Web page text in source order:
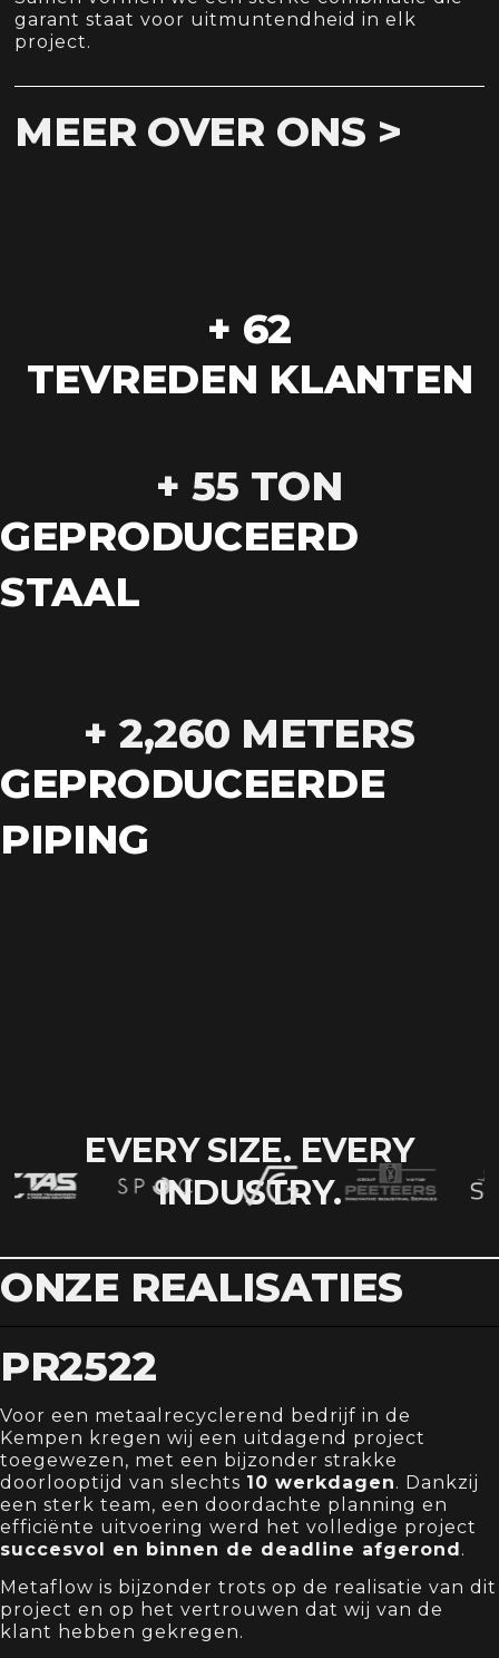
garant staat voor uitmuntendheid in elk
project.
MEER OVER ONS >
TEVREDEN KLANTEN
+ 62
GEPRODUCEERD
STAAL
+ 55 TON
GEPRODUCEERDE
PIPING
+ 2,260 METERS
EVERY SIZE. EVERY
INDUSTRY.
ONZE REALISATIES
PR2522
Voor een metaalrecyclerend bedrijf in de
Kempen kregen wij een uitdagend project
toegewezen, met een bijzonder strakke
doorlooptijd van slechts 10 werkdagen. Dankzij
een sterk team, een doordachte planning en
efficiënte uitvoering werd het volledige project
succesvol en binnen de deadline afgerond.
Metaflow is bijzonder trots op de realisatie van dit
project en op het vertrouwen dat wij van de
klant hebben gekregen.